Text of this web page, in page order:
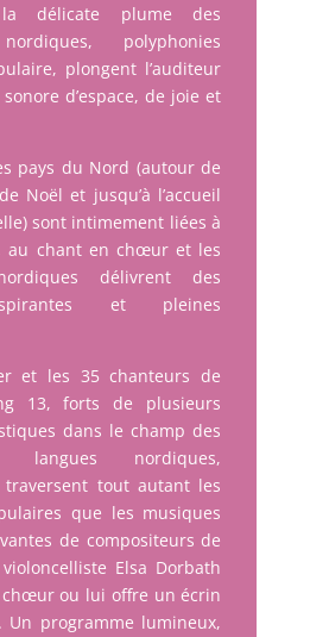
délicate plume des
polyphonies
plongent l’auditeur
d’espace, de joie et
pays du Nord (autour de
Noël et jusqu’à l’accueil
sont intimement liées à
au chant en chœur et les
délivrent des
et pleines
et les 35 chanteurs de
13, forts de plusieurs
dans le champ des
langues nordiques,
traversent tout autant les
que les musiques
de compositeurs de
Elsa Dorbath
chœur ou lui offre un écrin
Un programme lumineux,